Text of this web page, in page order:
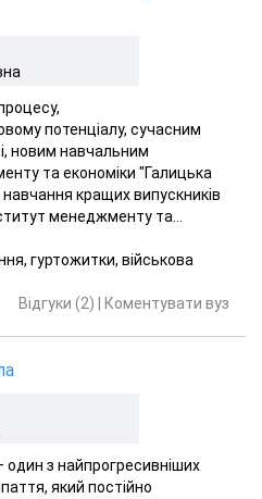
потенціалу, сучасним
новим навчальним
та економіки "Галицька
кращих випускників
менеджменту та...
гуртожитки, військова
Відгуки (2)
Коментувати вуз
з найпрогресивніших
який постійно